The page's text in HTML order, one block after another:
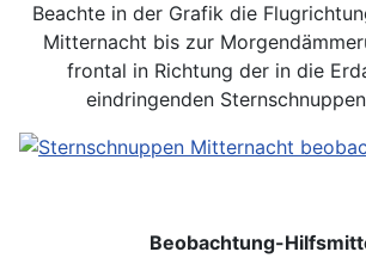
Beachte in der Grafik die
Mitternacht bis zur
frontal in Richtung der in die
eindringenden
Beobachtung-